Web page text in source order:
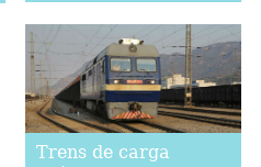
Trens de carga